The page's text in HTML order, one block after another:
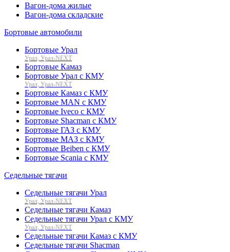
Вагон-дома жилые
Вагон-дома складские
Бортовые автомобили
Бортовые Урал
Урал, Урал-NEXT
Бортовые Камаз
Бортовые Урал с КМУ
Урал, Урал-NEXT
Бортовые Камаз с КМУ
Бортовые MAN с КМУ
Бортовые Iveco с КМУ
Бортовые Shacman с КМУ
Бортовые ГАЗ с КМУ
Бортовые МАЗ с КМУ
Бортовые Beiben с КМУ
Бортовые Scania с КМУ
Седельные тягачи
Седельные тягачи Урал
Урал, Урал-NEXT
Седельные тягачи Камаз
Седельные тягачи Урал с КМУ
Урал, Урал-NEXT
Седельные тягачи Камаз с КМУ
Седельные тягачи Shacman